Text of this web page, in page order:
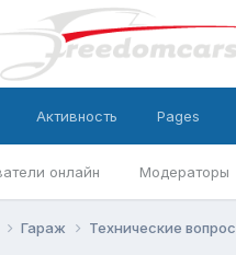
онлайн Модераторы
Активность Pages
Гараж Технические